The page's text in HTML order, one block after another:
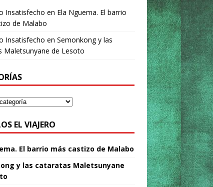
Insatisfecho en Ela Nguema. El barrio
de Malabo
Insatisfecho en Semonkong y las
Maletsunyane de Lesoto
EL VIAJERO
El barrio más castizo de Malabo
y las cataratas Maletsunyane